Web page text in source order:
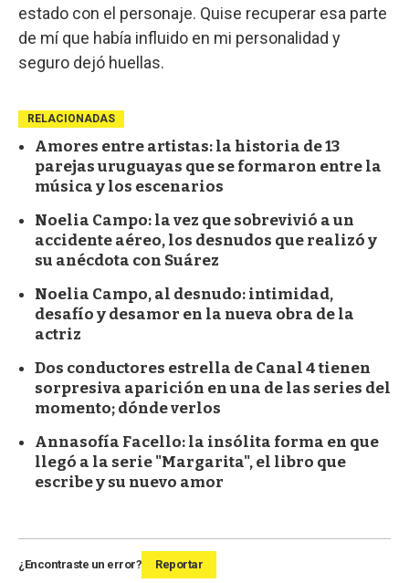
estado con el personaje. Quise recuperar esa parte
de mí que había influido en mi personalidad y
seguro dejó huellas.
RELACIONADAS
Amores entre artistas: la historia de 13
parejas uruguayas que se formaron entre la
música y los escenarios
Noelia Campo: la vez que sobrevivió a un
accidente aéreo, los desnudos que realizó y
su anécdota con Suárez
Noelia Campo, al desnudo: intimidad,
desafío y desamor en la nueva obra de la
actriz
Dos conductores estrella de Canal 4 tienen
sorpresiva aparición en una de las series del
momento; dónde verlos
Annasofía Facello: la insólita forma en que
llegó a la serie "Margarita", el libro que
escribe y su nuevo amor
¿Encontraste un error? Reportar